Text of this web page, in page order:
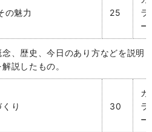
の魅力 25
ラ
ー
、歴史、今日のあり方などを説明
説したもの。
り 30
カ
ラ
ー